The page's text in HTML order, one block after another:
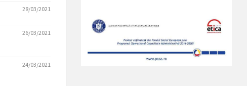
28/03/2021
26/03/2021
24/03/2021